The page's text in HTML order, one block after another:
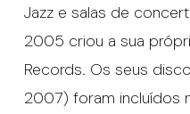
Jazz e salas de
2005 criou a sua
Records. Os seus
2007) foram incluídos